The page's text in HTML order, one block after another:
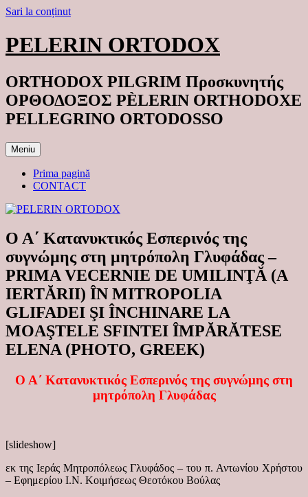
Sari la conținut
PELERIN ORTODOX
ORTHODOX PILGRIM Προσκυνητής
ΟΡΘΟΔΟΞΟΣ PÈLERIN ORTHODOXE
PELLEGRINO ORTODOSSO
Meniu
Prima pagină
CONTACT
Ο Α΄ Κατανυκτικός Εσπερινός της
συγνώμης στη μητρόπολη Γλυφάδας –
PRIMA VECERNIE DE UMILINŢĂ (A
IERTĂRII) ÎN MITROPOLIA
GLIFADEI ŞI ÎNCHINARE LA
MOAŞTELE SFINTEI ÎMPĂRĂTESE
ELENA (PHOTO, GREEK)
Ο Α΄ Κατανυκτικός Εσπερινός της συγνώμης στη
μητρόπολη Γλυφάδας
[slideshow]
εκ της Ιεράς Μητροπόλεως Γλυφάδος – του π. Αντωνίου Χρήστου
– Εφημερίου Ι.Ν. Κοιμήσεως Θεοτόκου Βούλας